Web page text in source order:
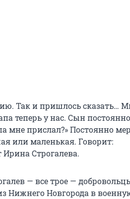
Так и пришлось сказать…
теперь у нас. Сын постоянно
мне прислал?» Постоянно
или маленькая. Говорит:
Строгалева.
— все трое —
Нижнего Новгорода в